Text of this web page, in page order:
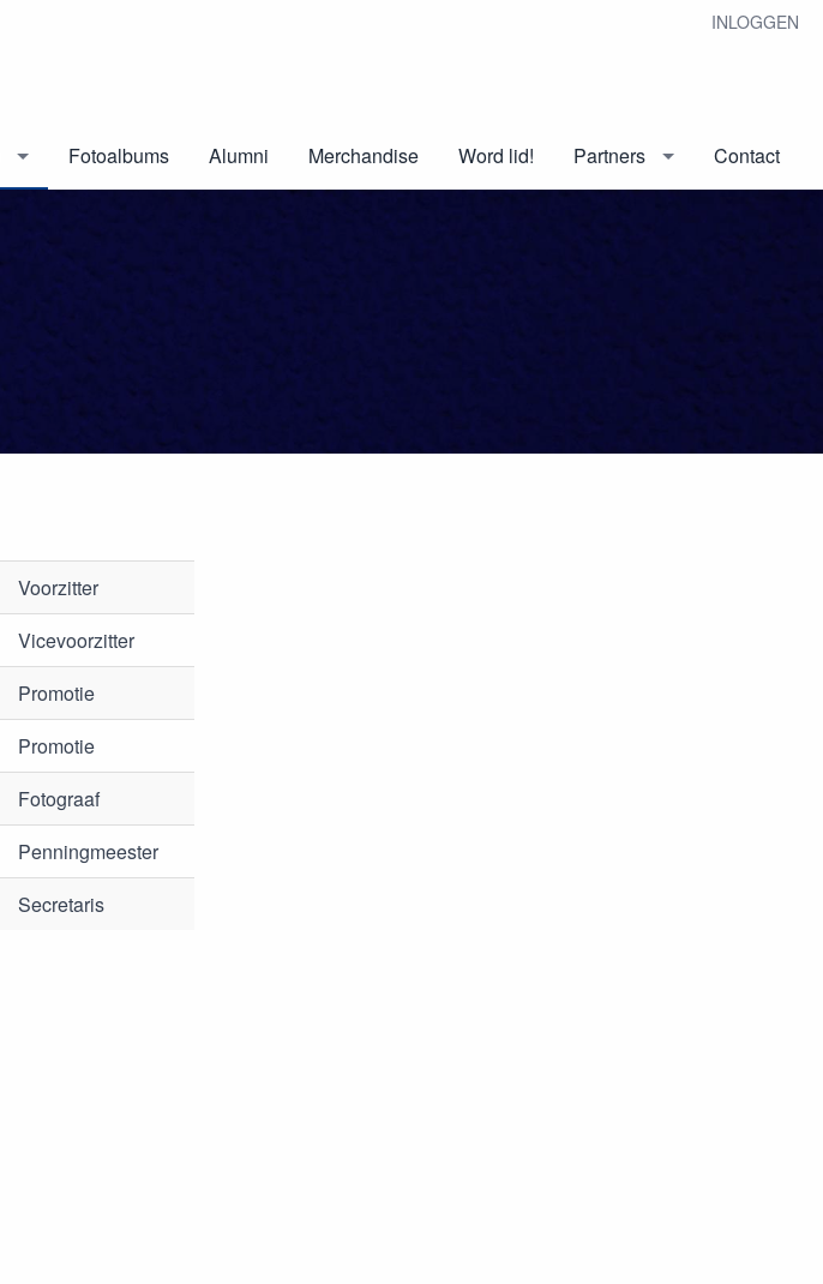
INLOGGEN
Fotoalbums Alumni Merchandise Word lid! Partners Contact
Voorzitter
Vicevoorzitter
Promotie
Promotie
Fotograaf
Penningmeester
Secretaris